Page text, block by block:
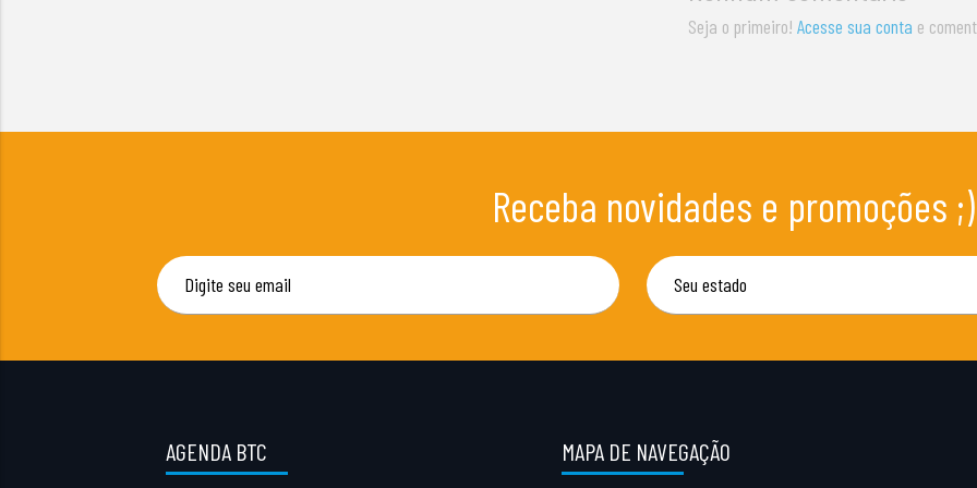
Seja o primeiro!Acesse sua conta e
Receba novidades e promoções ;)
AGENDA BTC MAPA DE NAVEGAÇÃO